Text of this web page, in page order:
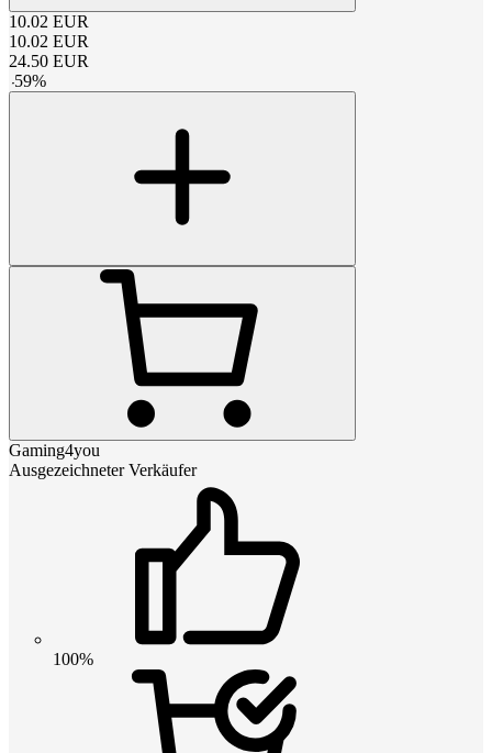
10.02 EUR
10.02 EUR
24.50 EUR
-59%
Gaming4you
Ausgezeichneter Verkäufer
100%